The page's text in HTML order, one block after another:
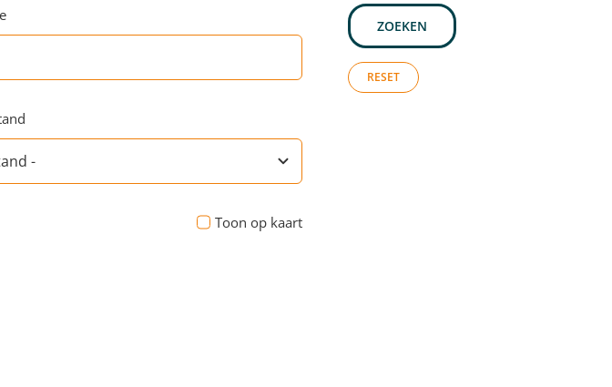
Toon op kaart
ZOEKEN
RESET